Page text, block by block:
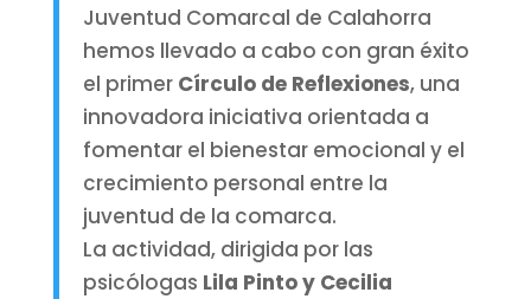
Juventud Comarcal de Calahorra
hemos llevado a cabo con gran éxito
el primer Círculo de Reflexiones, una
innovadora iniciativa orientada a
fomentar el bienestar emocional y el
crecimiento personal entre la
juventud de la comarca.
La actividad, dirigida por las
psicólogas Lila Pinto y Cecilia